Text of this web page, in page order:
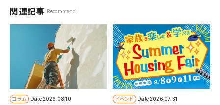
関連記事 Recommend
コラム Date2026.08.10 イベント Date2026.07.31